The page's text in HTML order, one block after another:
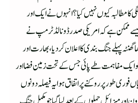
مطالبہ کیوں نہیں کیا؟ انہوں نے ایک اور
ممکن ہے کہ امریکی صدر ڈونالڈ ٹرمپ نے
پہلے جنگ بندی کا اعلان کر دیا،بھارت اور
کے درمیان 10 مئی کو ایک مفاہمت طے پائی جس کے تحت زمین فضا اور
فوری طور پر روکنے پر اتفاق ہوا یہ فیصلہ دونوں